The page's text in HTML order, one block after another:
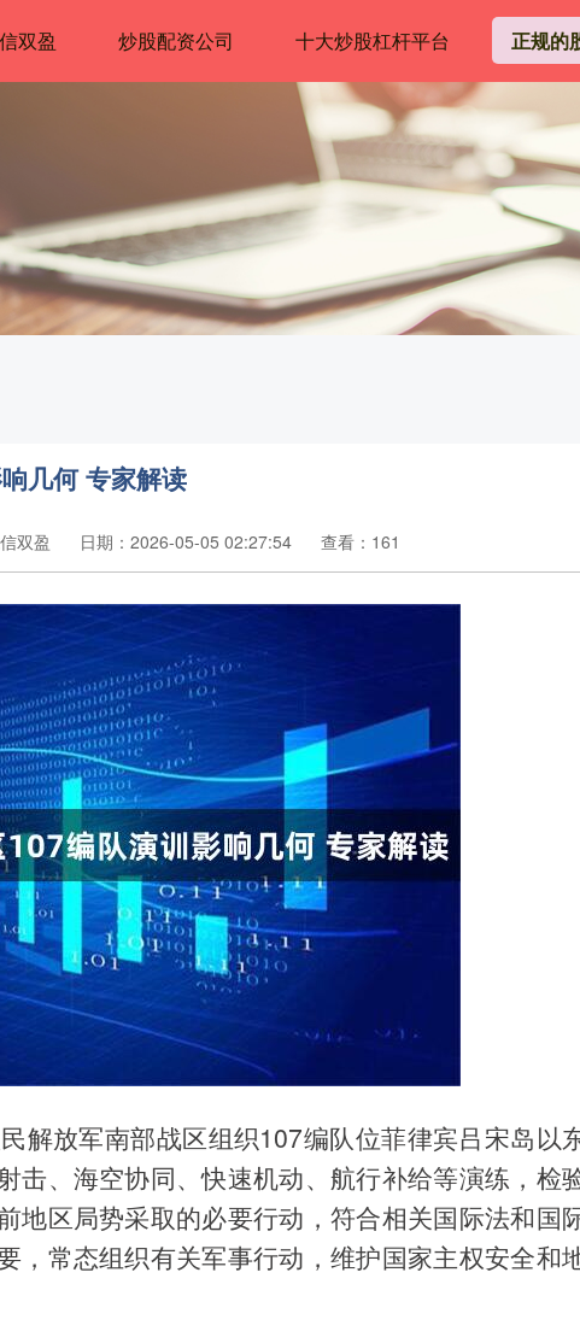
双盈 炒股配资公司 十大炒股杠杆平台 正规的
几何 专家解读
双盈 日期：2026-05-05 02:27:54 查看：161
解放军南部战区组织107编队位菲律宾吕宋岛以
击、海空协同、快速机动、航行补给等演练，检
地区局势采取的必要行动，符合相关国际法和国
，常态组织有关军事行动，维护国家主权安全和